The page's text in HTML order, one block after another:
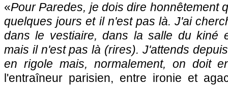
«Pour Paredes, je dois dire honnêtement
quelques jours et il n'est pas là. J'ai
dans le vestiaire, dans la salle du kiné
mais il n'est pas là (rires). J'attends
en rigole mais, normalement, on doit
l'entraîneur parisien, entre ironie et